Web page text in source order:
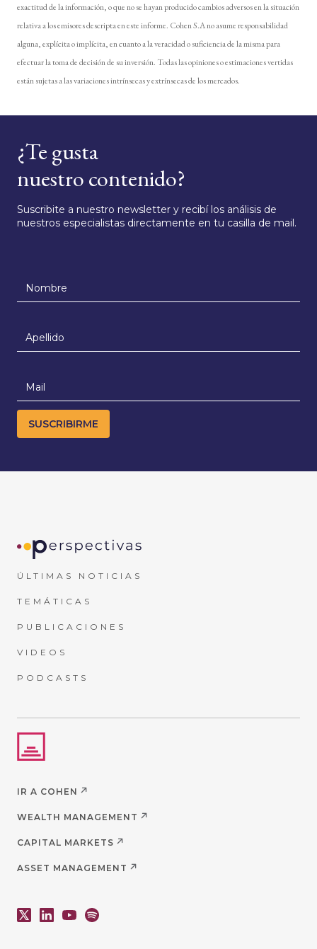
exactitud de la información, o que no se hayan producido cambios adversos en la situación
relativa a los emisores descripta en este informe. Cohen S.A no asume responsabilidad
alguna, explícita o implícita, en cuanto a la veracidad o suficiencia de la misma para
efectuar la toma de decisión de su inversión. Todas las opiniones o estimaciones vertidas
están sujetas a las variaciones intrínsecas y extrínsecas de los mercados.
¿Te gusta
nuestro contenido?
Suscribite a nuestro newsletter y recibí los análisis de
nuestros especialistas directamente en tu casilla de mail.
ÚLTIMAS NOTICIAS
TEMÁTICAS
PUBLICACIONES
VIDEOS
PODCASTS
IR A COHEN
WEALTH MANAGEMENT
CAPITAL MARKETS
ASSET MANAGEMENT